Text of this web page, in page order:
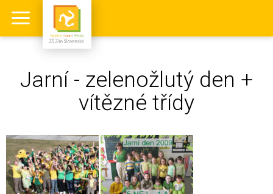
Jarní - zelenožlutý den +
vítězné třídy